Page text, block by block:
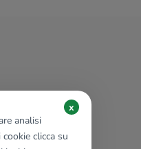
analisi
clicca su
x